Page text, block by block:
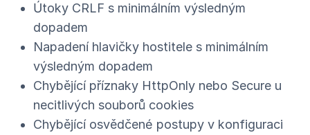
Útoky CRLF s minimálním výsledným
dopadem
Napadení hlavičky hostitele s minimálním
výsledným dopadem
Chybějící příznaky HttpOnly nebo Secure u
necitlivých souborů cookies
Chybějící osvědčené postupy v konfiguraci